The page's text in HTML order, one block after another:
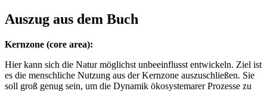
Auszug aus dem Buch
Kernzone (core area):
Hier kann sich die Natur möglichst unbeeinflusst entwickeln. Ziel ist
es die menschliche Nutzung aus der Kernzone auszuschließen. Sie
soll groß genug sein, um die Dynamik ökosystemarer Prozesse zu